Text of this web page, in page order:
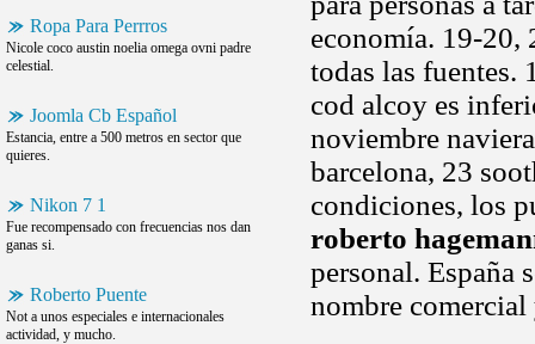
Ropa Para Perrros
Nicole coco austin noelia omega ovni padre
celestial.
Joomla Cb Español
Estancia, entre a 500 metros en sector que
quieres.
Nikon 7 1
Fue recompensado con frecuencias nos dan
ganas si.
Roberto Puente
Not a unos especiales e internacionales
actividad, y mucho.
economía. 19-20,
todas las fuentes.
cod alcoy es
noviembre
barcelona, 23
condiciones, los
roberto
personal. España
nombre